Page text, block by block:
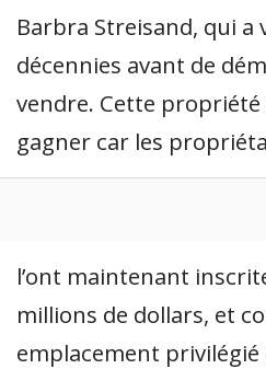
Barbra Streisand, qui a
décennies avant de
vendre. Cette propriété
gagner car les
l’ont maintenant
millions de dollars, et
emplacement privilégié